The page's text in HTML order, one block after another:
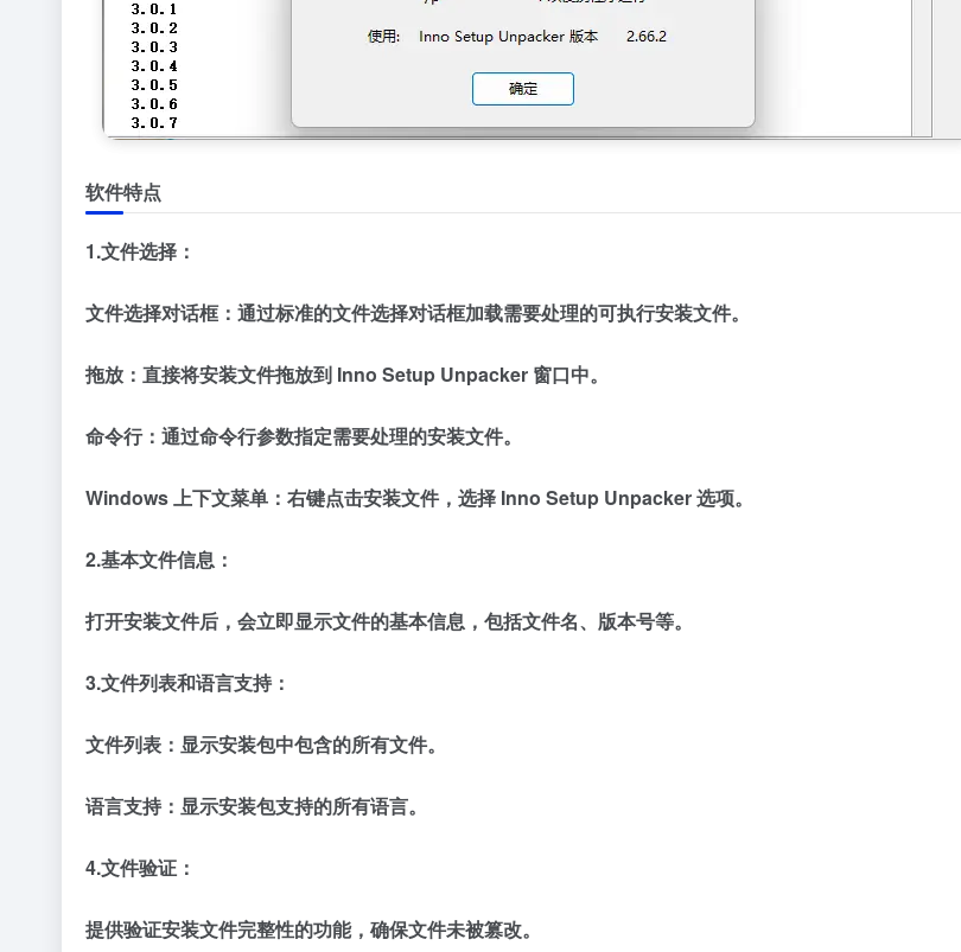
软件特点
1.文件选择：
文件选择对话框：通过标准的文件选择对话框加载需要处理的可执行安装文件。
拖放：直接将安装文件拖放到 Inno Setup Unpacker 窗口中。
命令行：通过命令行参数指定需要处理的安装文件。
Windows 上下文菜单：右键点击安装文件，选择 Inno Setup Unpacker 选项。
2.基本文件信息：
打开安装文件后，会立即显示文件的基本信息，包括文件名、版本号等。
3.文件列表和语言支持：
文件列表：显示安装包中包含的所有文件。
语言支持：显示安装包支持的所有语言。
4.文件验证：
提供验证安装文件完整性的功能，确保文件未被篡改。